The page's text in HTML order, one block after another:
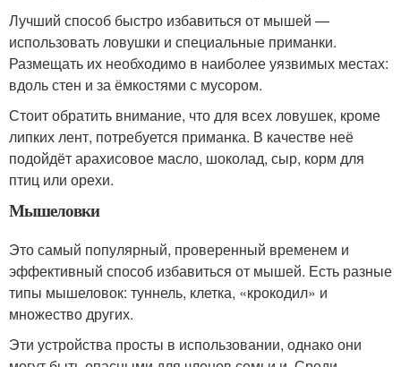
Лучший способ быстро избавиться от мышей —
использовать ловушки и специальные приманки.
Размещать их необходимо в наиболее уязвимых местах:
вдоль стен и за ёмкостями с мусором.
Стоит обратить внимание, что для всех ловушек, кроме
липких лент, потребуется приманка. В качестве неё
подойдёт арахисовое масло, шоколад, сыр, корм для
птиц или орехи.
Мышеловки
Это самый популярный, проверенный временем и
эффективный способ избавиться от мышей. Есть разные
типы мышеловок: туннель, клетка, «крокодил» и
множество других.
Эти устройства просты в использовании, однако они